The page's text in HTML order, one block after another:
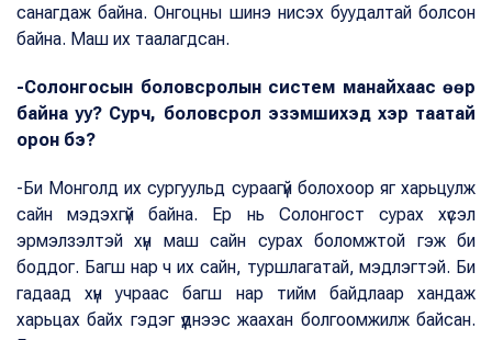
санагдаж байна. Онгоцны шинэ нисэх буудалтай болсон
байна. Маш их таалагдсан.
-Солонгосын боловсролын систем манайхаас өөр
байна уу? Сурч, боловсрол эзэмшихэд хэр таатай
орон бэ?
-Би Монголд их сургуульд сураагүй болохоор яг харьцулж
сайн мэдэхгүй байна. Ер нь Солонгост сурах хүсэл
эрмэлзэлтэй хүн маш сайн сурах боломжтой гэж би
боддог. Багш нар ч их сайн, туршлагатай, мэдлэгтэй. Би
гадаад хүн учраас багш нар тийм байдлаар хандаж
харьцах байх гэдэг үүднээс жаахан болгоомжилж байсан.